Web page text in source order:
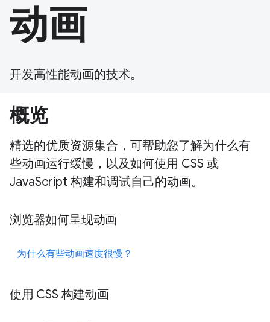
动画
开发高性能动画的技术。
概览
精选的优质资源集合，可帮助您了解为什么有
些动画运行缓慢，以及如何使用 CSS 或
JavaScript 构建和调试自己的动画。
浏览器如何呈现动画
为什么有些动画速度很慢？
使用 CSS 构建动画